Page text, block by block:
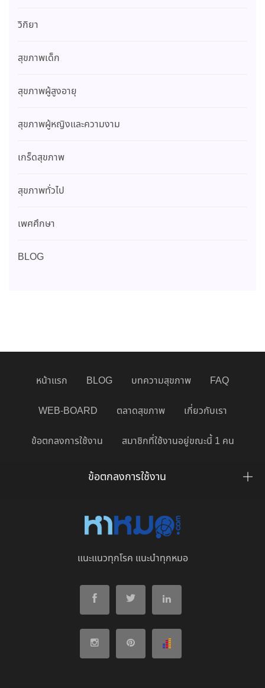
วิกิยา
สุขภาพเด็ก
สุขภาพผู้สูงอายุ
สุขภาพผู้หญิงและความงาม
เกร็ดสุขภาพ
สุขภาพทั่วไป
เพศศึกษา
BLOG
หน้าแรก BLOG บทความสุขภาพ FAQ
WEB-BOARD ตลาดสุขภาพ เกี่ยวกับเรา
ข้อตกลงการใช้งาน สมาชิกที่ใช้งานอยู่ขณะนี้ 1 คน
ข้อตกลงการใช้งาน
แนะแนวทุกโรค แนะนำทุกหมอ